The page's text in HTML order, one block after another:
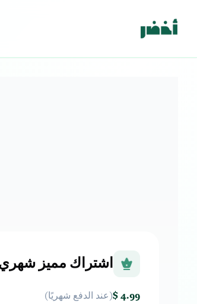
اشتراك مميز
4.99 $ (عند الدفع شهريًا)